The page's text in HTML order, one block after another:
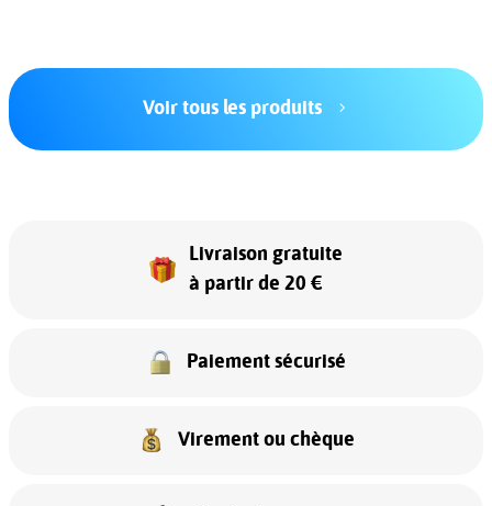
Voir tous les produits
Livraison gratuite
à partir de 20 €
Paiement sécurisé
Virement ou chèque